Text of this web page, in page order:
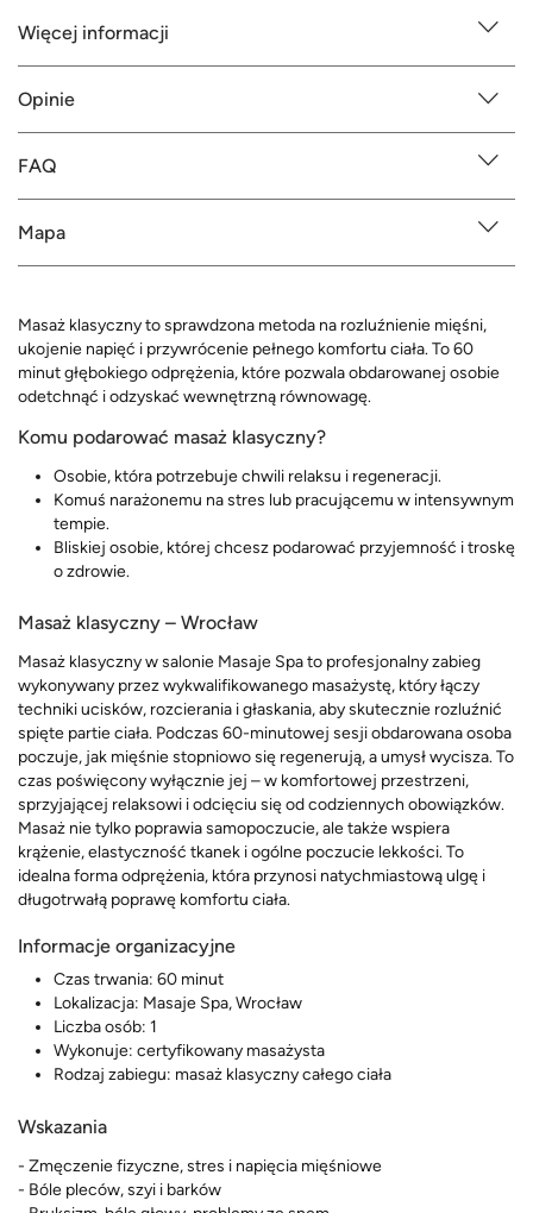
Więcej informacji
Opinie
FAQ
Mapa
Masaż klasyczny to sprawdzona metoda na rozluźnienie mięśni,
ukojenie napięć i przywrócenie pełnego komfortu ciała. To 60
minut głębokiego odprężenia, które pozwala obdarowanej osobie
odetchnąć i odzyskać wewnętrzną równowagę.
Komu podarować masaż klasyczny?
Osobie, która potrzebuje chwili relaksu i regeneracji.
Komuś narażonemu na stres lub pracującemu w intensywnym
tempie.
Bliskiej osobie, której chcesz podarować przyjemność i troskę
o zdrowie.
Masaż klasyczny – Wrocław
Masaż klasyczny w salonie Masaje Spa to profesjonalny zabieg
wykonywany przez wykwalifikowanego masażystę, który łączy
techniki ucisków, rozcierania i głaskania, aby skutecznie rozluźnić
spięte partie ciała. Podczas 60-minutowej sesji obdarowana osoba
poczuje, jak mięśnie stopniowo się regenerują, a umysł wycisza. To
czas poświęcony wyłącznie jej – w komfortowej przestrzeni,
sprzyjającej relaksowi i odcięciu się od codziennych obowiązków.
Masaż nie tylko poprawia samopoczucie, ale także wspiera
krążenie, elastyczność tkanek i ogólne poczucie lekkości. To
idealna forma odprężenia, która przynosi natychmiastową ulgę i
długotrwałą poprawę komfortu ciała.
Informacje organizacyjne
Czas trwania: 60 minut
Lokalizacja: Masaje Spa, Wrocław
Liczba osób: 1
Wykonuje: certyfikowany masażysta
Rodzaj zabiegu: masaż klasyczny całego ciała
Wskazania
- Zmęczenie fizyczne, stres i napięcia mięśniowe
- Bóle pleców, szyi i barków